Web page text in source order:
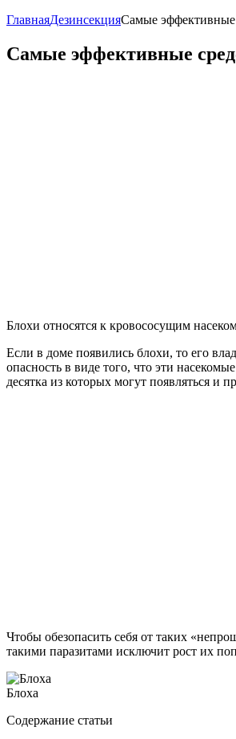
ГлавнаяДезинсекцияСамые эффективные
Самые эффективные
Блохи относятся к кровососущим
Если в доме появились блохи, то его
опасность в виде того, что эти
десятка из которых могут появляться и
Чтобы обезопасить себя от таких
такими паразитами исключит рост их
Блоха
Содержание статьи